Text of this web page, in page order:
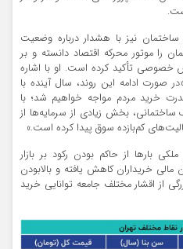
نیز با هشدار درباره وضعیت
را موتور محرکه اقتصاد دانسته و بر
خصوصی تأکید کرده است. او با اشاره
صورت ادامه این روند، سال آینده با
خرید مردم مواجه خواهیم شد؛ با
بخش زیادی از سرمایه‌ها از
کم‌بازده سوق پیدا کرده است.»
بارها از حاکم بودن رکود بر بازار
مالی خریداران کاهش یافته و بالابودن
اقشار مختلف جامعه توانایی خرید